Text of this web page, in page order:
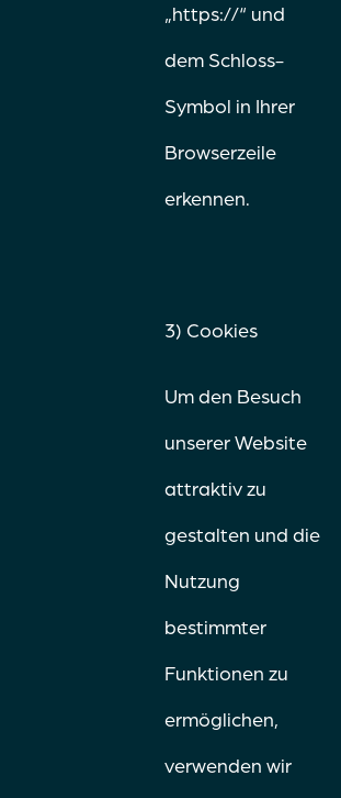
„https://“ und
dem Schloss-
Symbol in Ihrer
Browserzeile
erkennen.
3) Cookies
Um den Besuch
unserer Website
attraktiv zu
gestalten und die
Nutzung
bestimmter
Funktionen zu
ermöglichen,
verwenden wir